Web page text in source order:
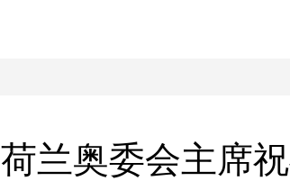
荷兰奥委会主席